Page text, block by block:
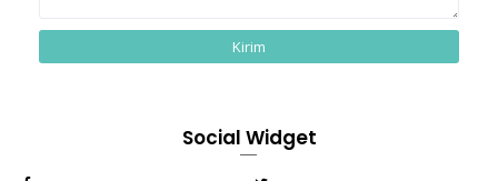
Social Widget